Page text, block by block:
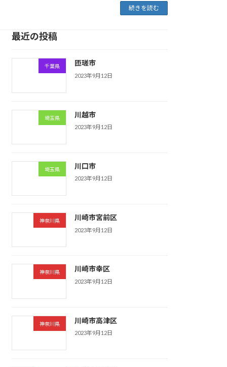
続きを読む
最近の投稿
千葉県 匝瑳市
2023年9月12日
埼玉県 川越市
2023年9月12日
埼玉県 川口市
2023年9月12日
神奈川県 川崎市宮前区
2023年9月12日
神奈川県 川崎市幸区
2023年9月12日
神奈川県 川崎市高津区
2023年9月12日